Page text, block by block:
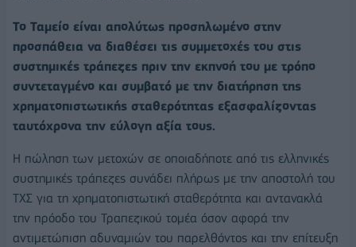
Το Ταμείο είναι απολύτως προσηλωμένο στην
προσπάθεια να διαθέσει τις συμμετοχές του στις
συστημικές τράπεζες πριν την εκπνοή του με τρόπο
συντεταγμένο και συμβατό με την διατήρηση της
χρηματοπιστωτικής σταθερότητας εξασφαλίζοντας
ταυτόχρονα την εύλογη αξία τους.
Η πώληση των μετοχών σε οποιαδήποτε από τις ελληνικές
συστημικές τράπεζες συνάδει πλήρως με την αποστολή του
ΤΧΣ για τη χρηματοπιστωτική σταθερότητα και αντανακλά
την πρόοδο του Τραπεζικού τομέα όσον αφορά την
αντιμετώπιση αδυναμιών του παρελθόντος και την επίτευξη